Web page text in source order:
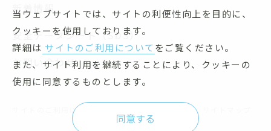
新着情報
安全データシート（SDS）
お問い合わせ
サイトのご利用について
当ウェブサイトでは、サイトの利便性向上を目的に、
クッキーを使用しております。
詳細は サイトのご利用についてをご覧ください。
また、サイト利用を継続することにより、クッキーの
使用に同意するものとします。
同意する